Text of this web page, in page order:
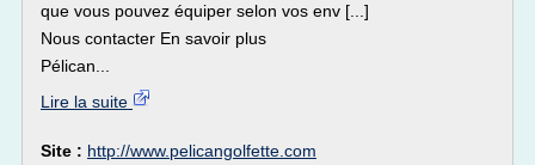
que vous pouvez équiper selon vos env [...]
Nous contacter En savoir plus
Pélican...
Lire la suite
Site : http://www.pelicangolfette.com